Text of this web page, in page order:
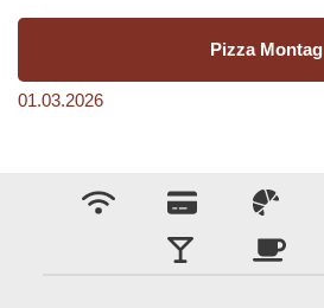
Pizza Montag
01.03.2026